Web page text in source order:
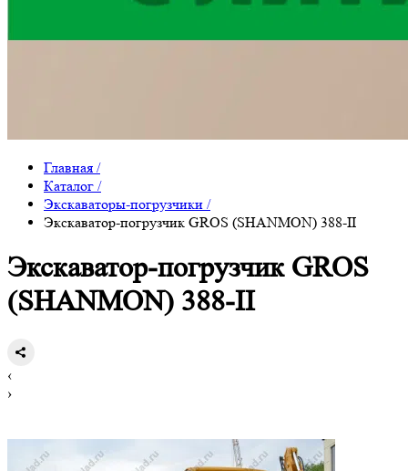
Главная /
Каталог /
Экскаваторы-погрузчики /
Экскаватор-погрузчик GROS (SHANMON) 388-II
Экскаватор-погрузчик GROS
(SHANMON) 388-II
‹
›